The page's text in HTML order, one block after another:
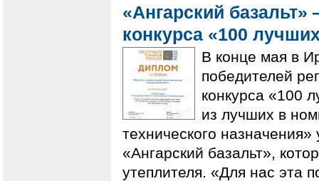
«Ангарский
конкурса «100
В конце мая в
победителей
конкурса «100
из лучших в
технического
«Ангарский базальт»,
утеплителя. «Для нас эта